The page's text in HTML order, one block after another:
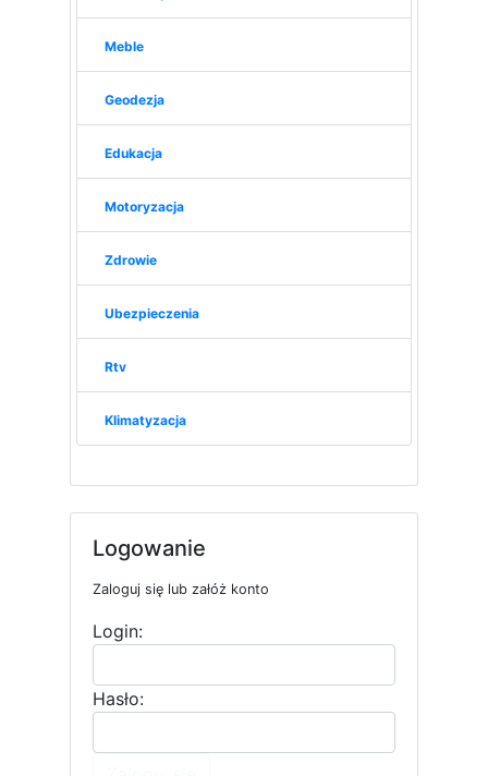
Meble
Geodezja
Edukacja
Motoryzacja
Zdrowie
Ubezpieczenia
Rtv
Klimatyzacja
Logowanie
Zaloguj się lub załóż konto
Login:
Hasło: